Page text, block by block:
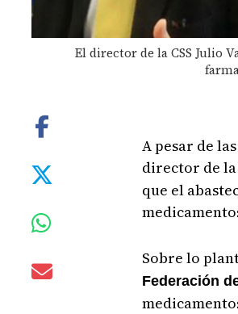
El director de la CSS Julio
A pesar de
director de la
que el
Sobre lo
Federación